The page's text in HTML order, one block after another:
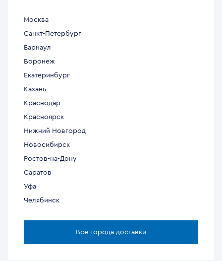
Москва
Санкт-Петербург
Барнаул
Воронеж
Екатеринбург
Казань
Краснодар
Красноярск
Нижний Новгород
Новосибирск
Ростов-на-Дону
Саратов
Уфа
Челябинск
Все города доставки